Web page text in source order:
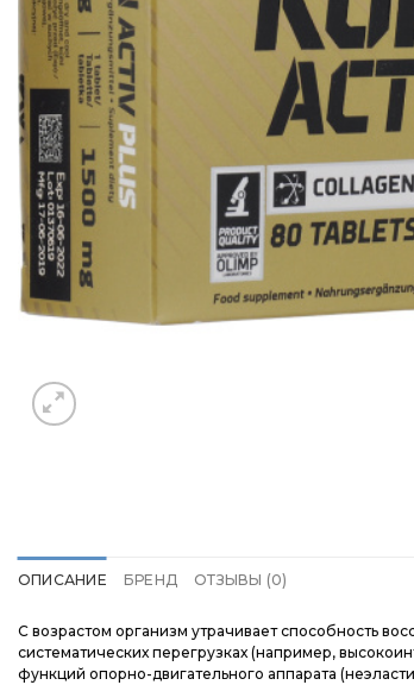
ОПИСАНИЕ БРЕНД ОТЗЫВЫ (0)
С возрастом организм утрачивает способность
систематических перегрузках (например,
функций опорно-двигательного аппарата